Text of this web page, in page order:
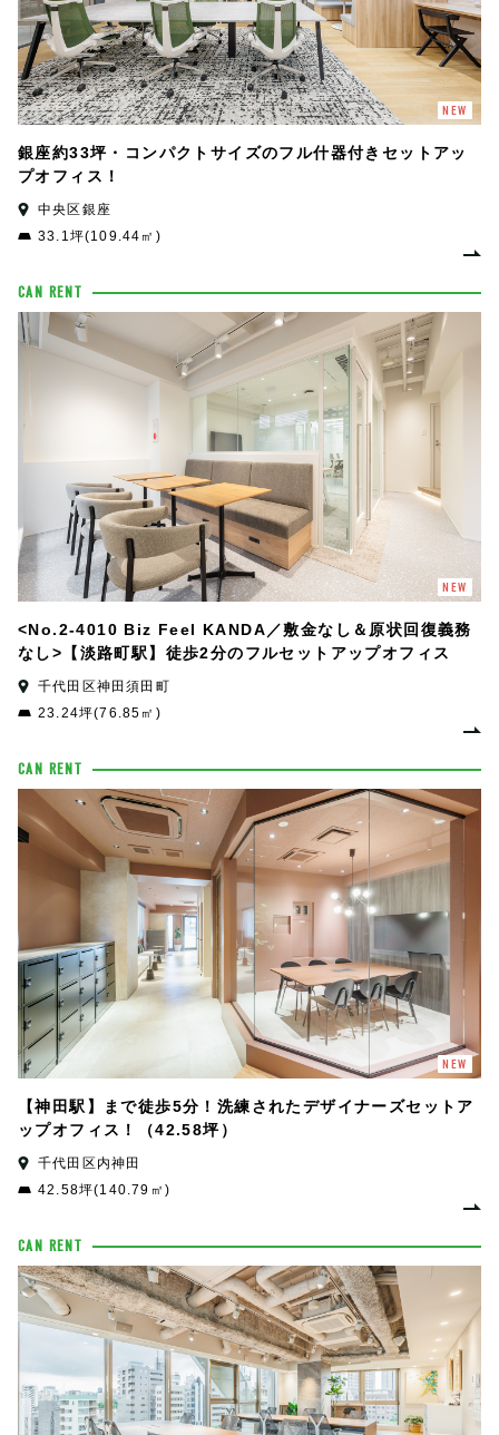
NEW
銀座約33坪・コンパクトサイズのフル什器付きセットアッ
プオフィス！
中央区銀座
33.1坪(109.44㎡)
CAN RENT
NEW
<No.2-4010 Biz Feel KANDA／敷金なし＆原状回復義務
なし>【淡路町駅】徒歩2分のフルセットアップオフィス
千代田区神田須田町
23.24坪(76.85㎡)
CAN RENT
NEW
【神田駅】まで徒歩5分！洗練されたデザイナーズセットア
ップオフィス！（42.58坪）
千代田区内神田
42.58坪(140.79㎡)
CAN RENT